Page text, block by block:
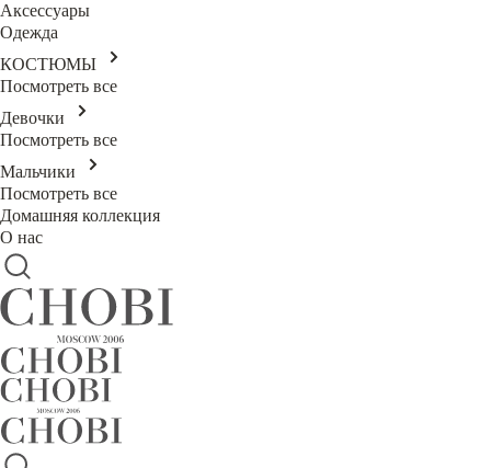
Аксессуары
Одежда
КОСТЮМЫ
Посмотреть все
Девочки
Посмотреть все
Мальчики
Посмотреть все
Домашняя коллекция
О нас